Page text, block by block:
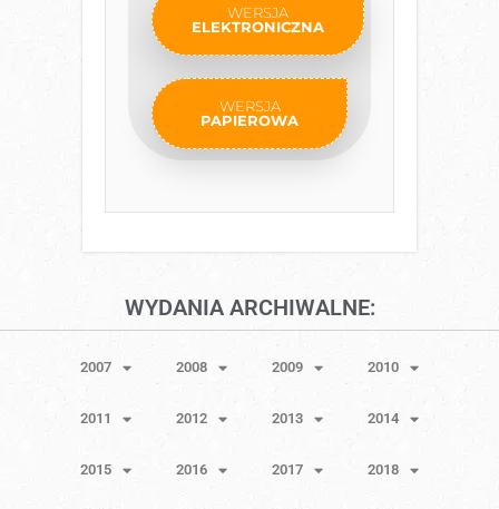
WERSJA
ELEKTRONICZNA
WERSJA
PAPIEROWA
WYDANIA ARCHIWALNE:
2007 2008 2009 2010
2011 2012 2013 2014
2015 2016 2017 2018